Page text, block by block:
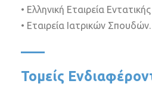
• Ελληνική Εταιρεία
• Εταιρεία Ιατρικών Σπουδών.
Τομείς